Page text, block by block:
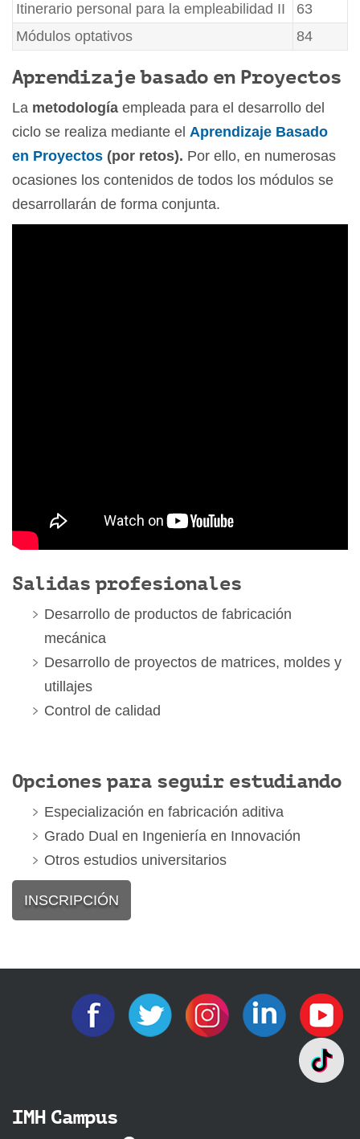
Itinerario personal para la empleabilidad II
63
Módulos optativos
84
Aprendizaje basado en Proyectos
La metodología empleada para el desarrollo del
ciclo se realiza mediante el Aprendizaje Basado
en Proyectos (por retos). Por ello, en numerosas
ocasiones los contenidos de todos los módulos se
desarrollarán de forma conjunta.
Salidas profesionales
Desarrollo de productos de fabricación
mecánica
Desarrollo de proyectos de matrices, moldes y
utillajes
Control de calidad
Opciones para seguir estudiando
Especialización en fabricación aditiva
Grado Dual en Ingeniería en Innovación
Otros estudios universitarios
INSCRIPCIÓN
IMH Campus